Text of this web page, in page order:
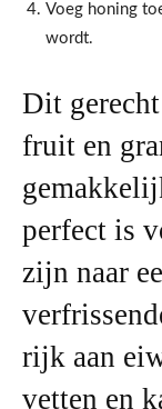
Voeg honing
wordt.
Dit
fruit en
perfect is
zijn naar
rijk aan
vetten en